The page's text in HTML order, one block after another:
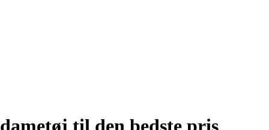
til den bedste pris